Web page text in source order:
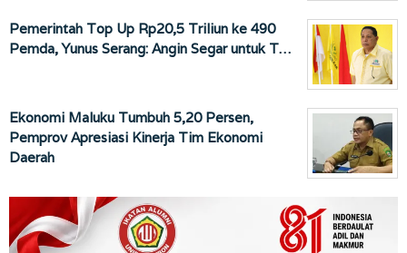
Pemerintah Top Up Rp20,5 Triliun ke 490
Pemda, Yunus Serang: Angin Segar untuk T…
Ekonomi Maluku Tumbuh 5,20 Persen,
Pemprov Apresiasi Kinerja Tim Ekonomi
Daerah